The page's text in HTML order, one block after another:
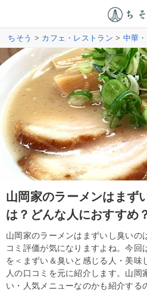
ちそう > カフェ・レストラン > 中華
山岡家のラーメンはまず
は？どんな人におすすめ
山岡家のラーメンはまずいし臭いの
コミ評価が気になりますよね。今回
を＜まずい＆臭いと感じる人・美味
人の口コミを元に紹介します。山岡
い・人気メニューなのかも紹介する